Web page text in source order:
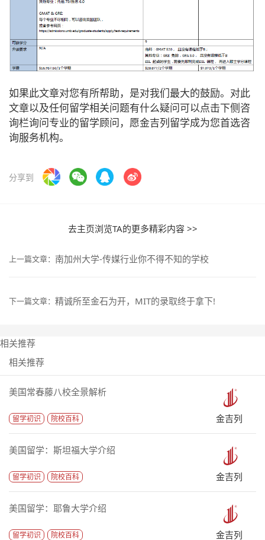
如果此文章对您有所帮助，是对我们最大的鼓励。对此
文章以及任何留学相关问题有什么疑问可以点击下侧咨
询栏询问专业的留学顾问，愿金吉列留学成为您首选咨
询服务机构。
分享到
去主页浏览TA的更多精彩内容 >>
上一篇文章： 南加州大学-传媒行业你不得不知的学校
下一篇文章： 精诚所至金石为开，MIT的录取终于拿下!
相关推荐
相关推荐
美国常春藤八校全景解析
留学初识 院校百科 金吉列
美国留学：斯坦福大学介绍
留学初识 院校百科 金吉列
美国留学：耶鲁大学介绍
留学初识 院校百科 金吉列